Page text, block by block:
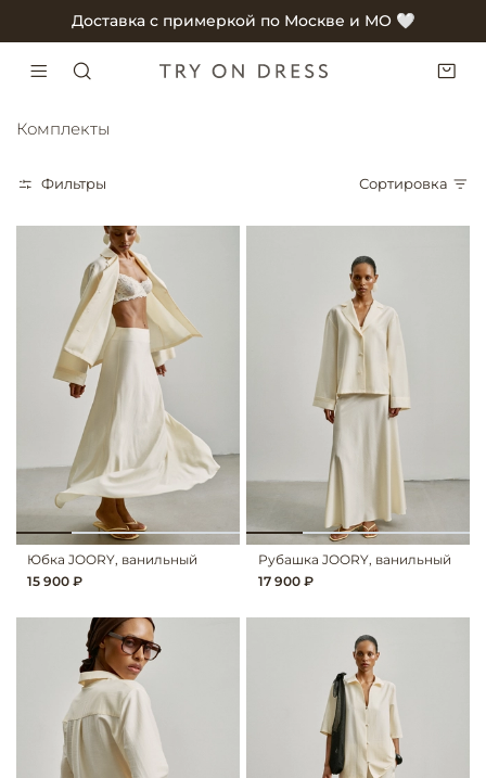
Доставка с примеркой по Москве и МО 🤍
Комплекты
Фильтры Сортировка
Юбка JOORY, ванильный
15 900 ₽
Рубашка JOORY, ванильный
17 900 ₽